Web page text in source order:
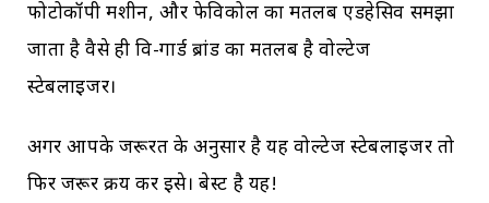
फोटोकॉपी मशीन, और फेविकोल का मतलब एडहेसिव समझा
जाता है वैसे ही वि-गार्ड ब्रांड का मतलब है वोल्टेज
स्टेबलाइजर।
अगर आपके जरूरत के अनुसार है यह वोल्टेज स्टेबलाइजर तो
फिर जरूर क्रय करें इसे। बेस्ट है यह!